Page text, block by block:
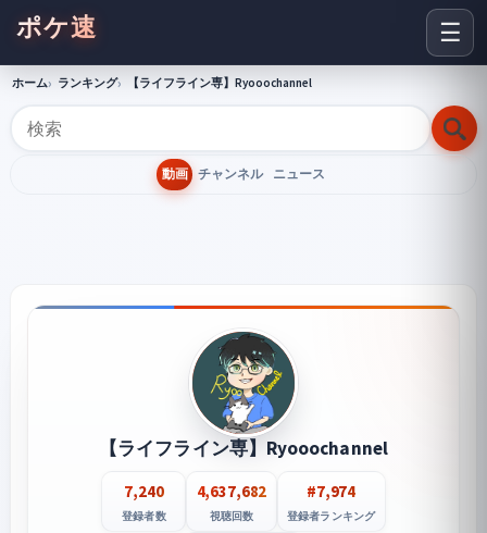
☰
ポケ速
ホーム ランキング 【ライフライン専】Ryooochannel
動画 チャンネル ニュース
【ライフライン専】Ryooochannel
7,240
登録者数
4,637,682
視聴回数
#7,974
登録者ランキング